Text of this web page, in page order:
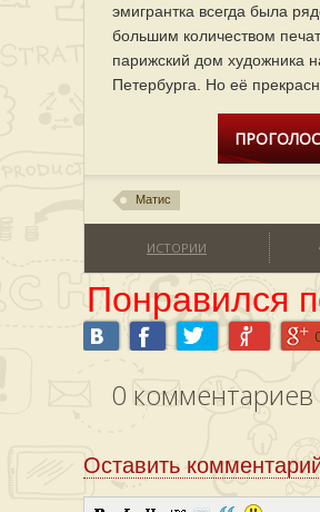
эмигрантка всегда была
большим количеством
парижский дом художника
Петербурга. Но её
Матис
ИСТОРИИ
Понравился
0 комментариев
Оставить